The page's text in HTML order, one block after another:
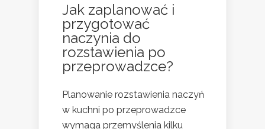
Jak zaplanować i
przygotować
naczynia do
rozstawienia po
przeprowadzce?
Planowanie rozstawienia naczyń
w kuchni po przeprowadzce
wymaga przemyślenia kilku